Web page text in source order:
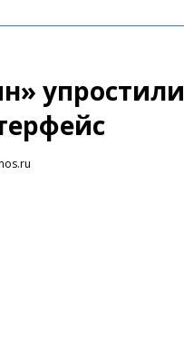
упростили